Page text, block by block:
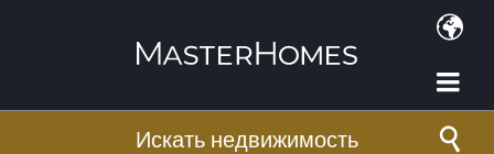
Искать недвижимость